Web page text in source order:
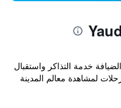
خدمة التذاكر واستقبال
لمشاهدة معالم المدينة